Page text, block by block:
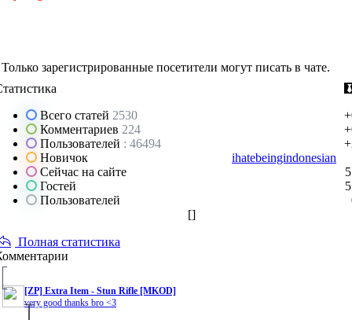
Только зарегистрированные посетители могут писать в чате.
Всего статей 2530
Комментариев 224
Пользователей : 46494
Новичок
ihatebeingindonesian
Сейчас на сайте
Гостей
Пользователей
[]
Полная статистика
[ZP] Extra Item - Stun Rifle [MKOD]
very good thanks bro <3